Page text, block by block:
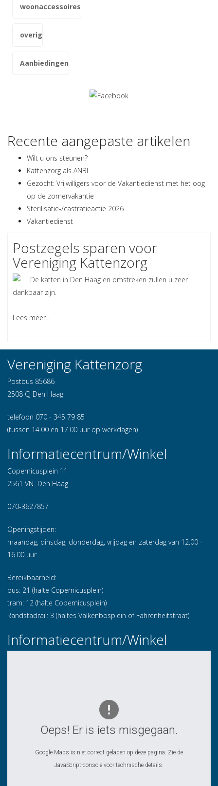
woonaccessoires
overig
Aanbiedingen
Recente aangepaste artikelen
Wilt u ons steunen?
Kattenzorg als ANBI
Gezocht: Vrijwilligers voor de Vakantiedienst met het oog
op de zomervakantie
Sterilisatie-/castratieactie 2026
Vakantiedienst
Postzegels sparen voor
Vereniging Kattenzorg
De katten in Den Haag en omstreken zullen u zeer
dankbaar zijn.
Lees meer...
Vereniging Kattenzorg
Postbus 85686
2508 CJ Den Haag
telefoon 070 - 345 79 85
(tussen 14.00 en 17.00 uur op werkdagen)
Informatiecentrum/Winkel
Copernicusplein 11
2561 VN Den Haag
070-3627857
Openingstijden:
maandag, dinsdag, donderdag, vrijdag en zaterdag van 12.00 -
16.00 uur.
Bereikbaarheid:
bus: 21 (halte Copernicusplein)
tram: 12 (halte Copernicusplein)
Randstadrail: 3 (haltes Valkenbosplein of Fahrenheitstraat)
Informatiecentrum/Winkel
Oeps! Er is iets misgegaan.
Google Maps is niet correct geladen op deze pagina. Zie de
JavaScript-console voor technische details.